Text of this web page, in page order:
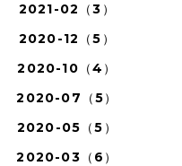
2021-02（3）
2020-12（5）
2020-10（4）
2020-07（5）
2020-05（5）
2020-03（6）